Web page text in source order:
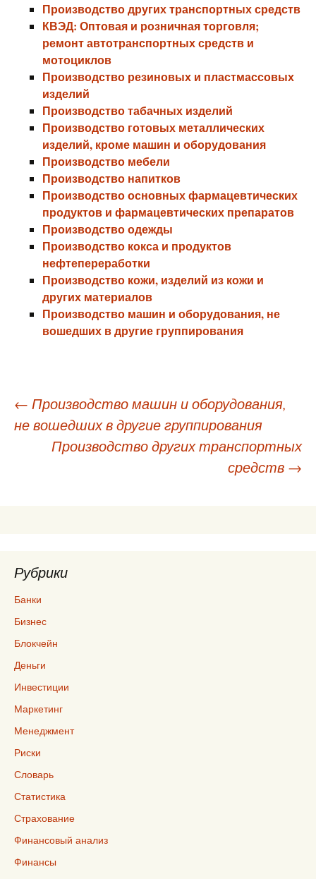
Производство других транспортных средств
КВЭД: Оптовая и розничная торговля;
ремонт автотранспортных средств и
мотоциклов
Производство резиновых и пластмассовых
изделий
Производство табачных изделий
Производство готовых металлических
изделий, кроме машин и оборудования
Производство мебели
Производство напитков
Производство основных фармацевтических
продуктов и фармацевтических препаратов
Производство одежды
Производство кокса и продуктов
нефтепереработки
Производство кожи, изделий из кожи и
других материалов
Производство машин и оборудования, не
вошедших в другие группирования
Навигация
по
записям
← Производство машин и оборудования,
не вошедших в другие группирования
Производство других транспортных
средств →
Рубрики
Банки
Бизнес
Блокчейн
Деньги
Инвестиции
Маркетинг
Менеджмент
Риски
Словарь
Статистика
Страхование
Финансовый анализ
Финансы